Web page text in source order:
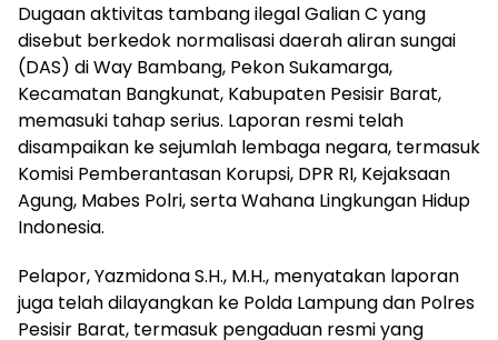
Dugaan aktivitas tambang ilegal Galian C yang
disebut berkedok normalisasi daerah aliran sungai
(DAS) di Way Bambang, Pekon Sukamarga,
Kecamatan Bangkunat, Kabupaten Pesisir Barat,
memasuki tahap serius. Laporan resmi telah
disampaikan ke sejumlah lembaga negara, termasuk
Komisi Pemberantasan Korupsi, DPR RI, Kejaksaan
Agung, Mabes Polri, serta Wahana Lingkungan Hidup
Indonesia.
Pelapor, Yazmidona S.H., M.H., menyatakan laporan
juga telah dilayangkan ke Polda Lampung dan Polres
Pesisir Barat, termasuk pengaduan resmi yang